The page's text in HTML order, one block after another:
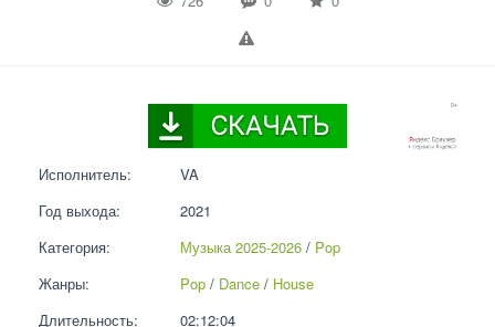
Исполнитель:
VA
Год выхода:
2021
Категория:
Музыка 2025-2026 / Pop
Жанры:
Pop / Dance / House
Длительность:
02:12:04